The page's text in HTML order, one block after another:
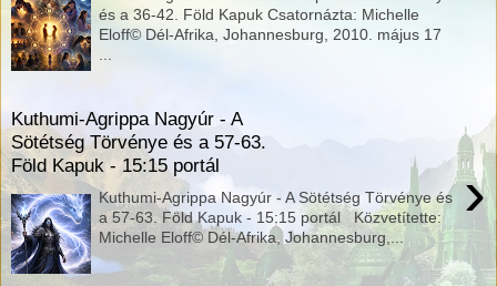
és a 36-42. Föld Kapuk Csatornázta: Michelle
Eloff© Dél-Afrika, Johannesburg, 2010. május 17
Kuthumi-Agrippa Nagyúr - A
Sötétség Törvénye és a 57-63.
Föld Kapuk - 15:15 portál
›
Kuthumi-Agrippa Nagyúr - A Sötétség Törvénye és
a 57-63. Föld Kapuk - 15:15 portál Közvetítette:
Michelle Eloff© Dél-Afrika, Johannesburg,...